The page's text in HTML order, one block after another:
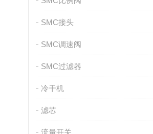
SMC接头
SMC调速阀
SMC过滤器
冷干机
滤芯
流量开关